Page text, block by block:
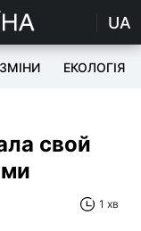
UA
ЗМІНИ ЕКОЛОГІЯ
свой
1 хв